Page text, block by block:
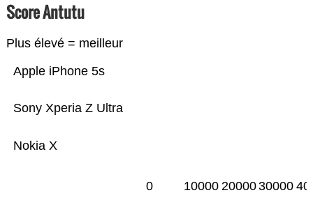
Score Antutu
Plus élevé = meilleur
Nokia X
Sony Xperia Z Ultra
Apple iPhone 5s
0 10000 2000030000